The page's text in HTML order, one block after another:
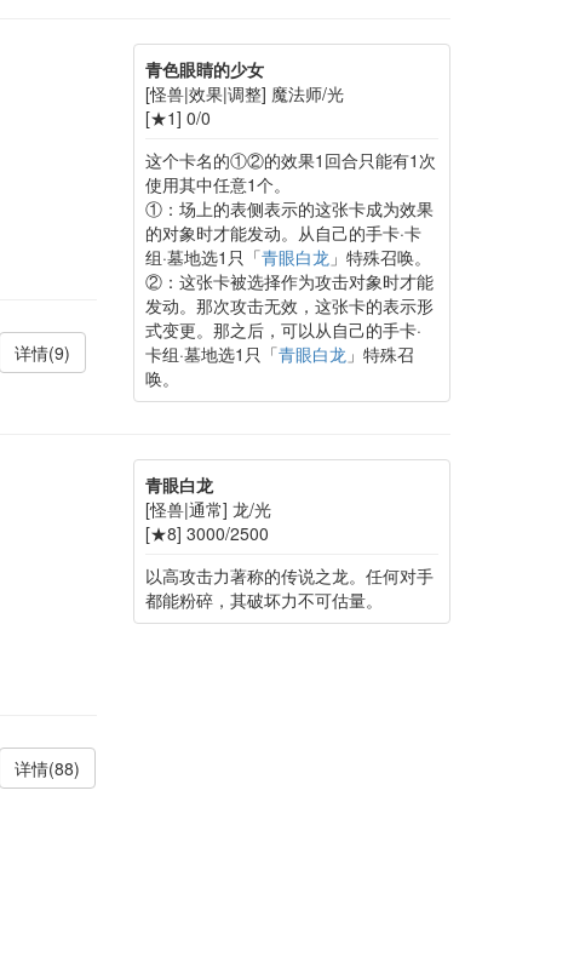
详情(9)
青色眼睛的少女
[怪兽|效果|调整] 魔法师/光
[★1] 0/0
这个卡名的①②的效果1回合只能有1次
使用其中任意1个。
①：场上的表侧表示的这张卡成为效果
的对象时才能发动。从自己的手卡·卡
组·墓地选1只「青眼白龙 」特殊召唤。
②：这张卡被选择作为攻击对象时才能
发动。那次攻击无效，这张卡的表示形
式变更。那之后，可以从自己的手卡·
卡组·墓地选1只「青眼白龙 」特殊召
唤。
详情(88)
青眼白龙
[怪兽|通常] 龙/光
[★8] 3000/2500
以高攻击力著称的传说之龙。任何对手
都能粉碎，其破坏力不可估量。